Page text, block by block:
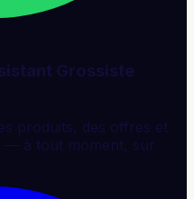
Grossiste
produits, des offres et
— à tout moment, sur